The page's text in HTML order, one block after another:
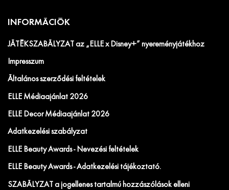
INFORMÁCIÓK
JÁTÉKSZABÁLYZAT az „ELLE x Disney+” nyereményjátékhoz
Impresszum
Általános szerződési feltételek
ELLE Médiaajánlat 2026
ELLE Decor Médiaajánlat 2026
Adatkezelési szabályzat
ELLE Beauty Awards - Nevezési feltételek
ELLE Beauty Awards - Adatkezelési tájékoztató.
SZABÁLYZAT a jogellenes tartalmú hozzászólások elleni